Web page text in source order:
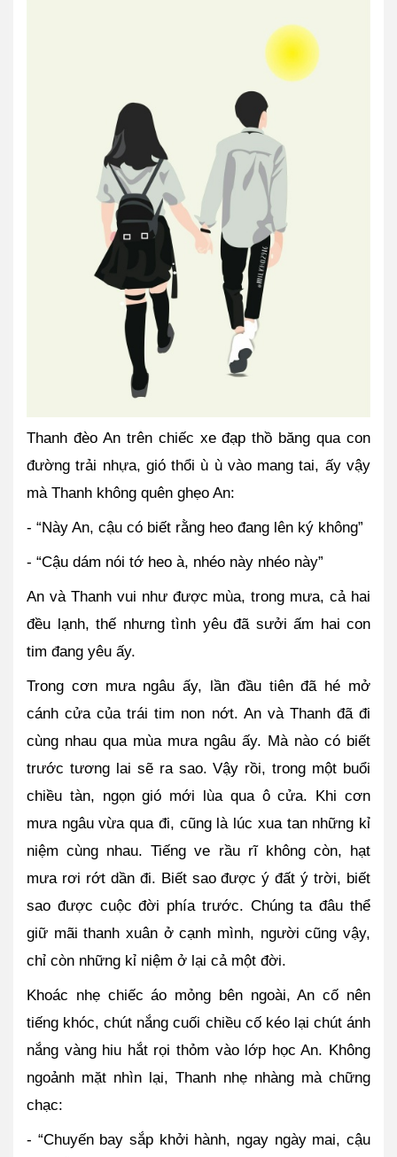
Thanh đèo An trên chiếc xe đạp thồ băng qua con
đường trải nhựa, gió thổi ù ù vào mang tai, ấy vậy
mà Thanh không quên ghẹo An:
- “Này An, cậu có biết rằng heo đang lên ký không”
- “Cậu dám nói tớ heo à, nhéo này nhéo này”
An và Thanh vui như được mùa, trong mưa, cả hai
đều lạnh, thế nhưng tình yêu đã sưởi ấm hai con
tim đang yêu ấy.
Trong cơn mưa ngâu ấy, lần đầu tiên đã hé mở
cánh cửa của trái tim non nớt. An và Thanh đã đi
cùng nhau qua mùa mưa ngâu ấy. Mà nào có biết
trước tương lai sẽ ra sao. Vậy rồi, trong một buổi
chiều tàn, ngọn gió mới lùa qua ô cửa. Khi cơn
mưa ngâu vừa qua đi, cũng là lúc xua tan những kỉ
niệm cùng nhau. Tiếng ve rầu rĩ không còn, hạt
mưa rơi rớt dần đi. Biết sao được ý đất ý trời, biết
sao được cuộc đời phía trước. Chúng ta đâu thể
giữ mãi thanh xuân ở cạnh mình, người cũng vậy,
chỉ còn những kỉ niệm ở lại cả một đời.
Khoác nhẹ chiếc áo mỏng bên ngoài, An cố nên
tiếng khóc, chút nắng cuối chiều cố kéo lại chút ánh
nắng vàng hiu hắt rọi thỏm vào lớp học An. Không
ngoảnh mặt nhìn lại, Thanh nhẹ nhàng mà chững
chạc:
- “Chuyến bay sắp khởi hành, ngay ngày mai, cậu